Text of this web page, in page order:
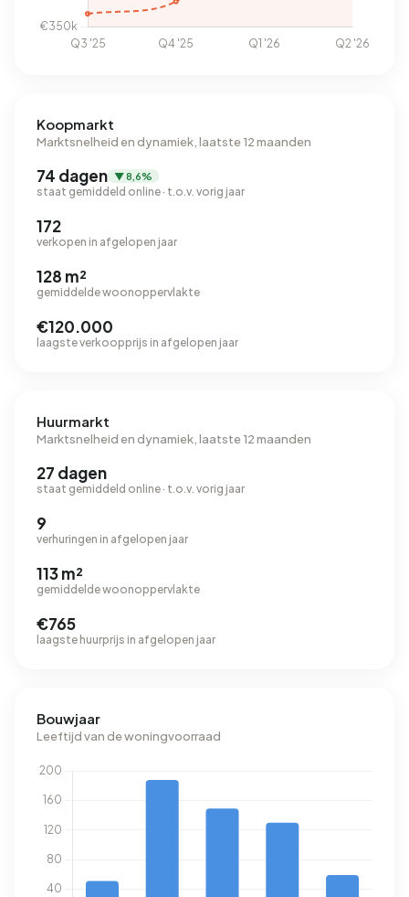
Koopmarkt
Marktsnelheid en dynamiek, laatste 12 maanden
74 dagen ▼ 8,6%
staat gemiddeld online · t.o.v. vorig jaar
172
verkopen in afgelopen jaar
128 m²
gemiddelde woonoppervlakte
€120.000
laagste verkoopprijs in afgelopen jaar
Huurmarkt
Marktsnelheid en dynamiek, laatste 12 maanden
27 dagen
staat gemiddeld online · t.o.v. vorig jaar
9
verhuringen in afgelopen jaar
113 m²
gemiddelde woonoppervlakte
€765
laagste huurprijs in afgelopen jaar
Bouwjaar
Leeftijd van de woningvoorraad